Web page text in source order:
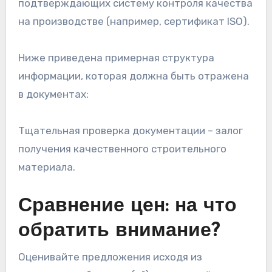
подтверждающих систему контроля качества
на производстве (например, сертификат ISO).
Ниже приведена примерная структура
информации, которая должна быть отражена
в документах:
Тщательная проверка документации – залог
получения качественного строительного
материала.
Сравнение цен: на что
обратить внимание?
Оценивайте предложения исходя из